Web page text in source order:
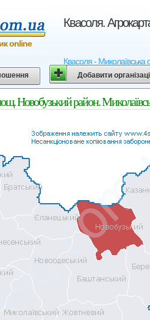
Квасоля.
Квасоля - Миколаївська
online
Добавити
Новобузький район.